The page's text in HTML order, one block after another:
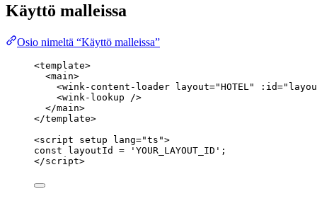
Käyttö malleissa
Osio nimeltä “Käyttö malleissa”
<template>
<main>
<wink-content-loader layout="HOTEL " :id="
<wink-lookup />
</main>
</template>
<script setup lang="ts ">
const
layoutId = ' YOUR_LAYOUT_ID ' ;
</script>